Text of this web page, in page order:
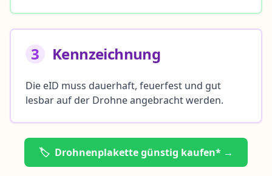
3 Kennzeichnung
Die eID muss dauerhaft, feuerfest und gut
lesbar auf der Drohne angebracht werden.
🏷️ Drohnenplakette günstig kaufen* →